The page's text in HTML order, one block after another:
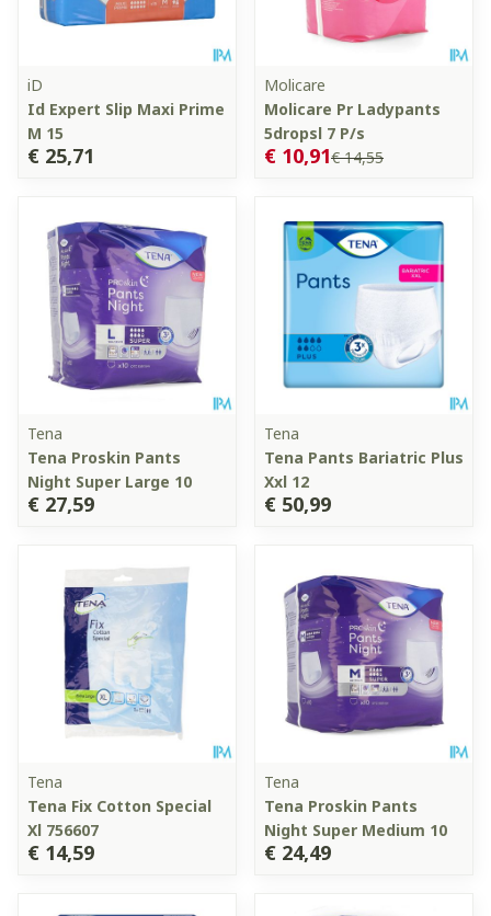
iD
Id Expert Slip Maxi Prime
M 15
€ 25,71
Molicare
Molicare Pr Ladypants
5dropsl 7 P/s
€ 14,55
€ 10,91
Tena
Tena Proskin Pants
Night Super Large 10
€ 27,59
Tena
Tena Pants Bariatric Plus
Xxl 12
€ 50,99
Tena
Tena Fix Cotton Special
Xl 756607
€ 14,59
Tena
Tena Proskin Pants
Night Super Medium 10
€ 24,49